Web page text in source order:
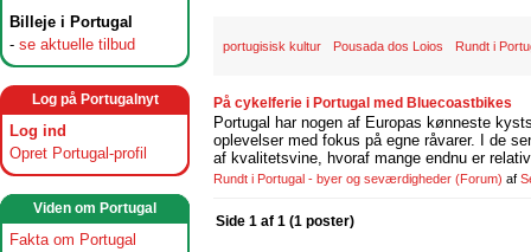
Billeje i Portugal
- se aktuelle tilbud
Log på Portugalnyt
Log ind
Opret Portugal-profil
Viden om Portugal
Fakta om Portugal
portugisisk kultur Pousada dos Loios Rundt i
På cykelferie i Portugal med Bluecoastbikes
Portugal har nogen af Europas kønneste
oplevelser med fokus på egne råvarer. I de
af kvalitetsvine, hvoraf mange endnu er
Rundt i Portugal - byer og seværdigheder (Forum) af
Side 1 af 1 (1 poster)